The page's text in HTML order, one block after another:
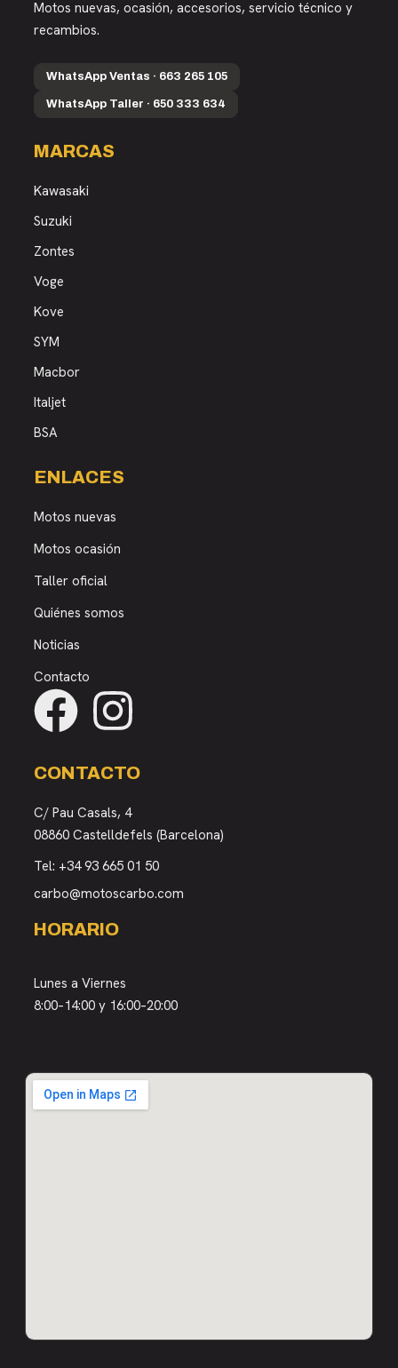
Motos nuevas, ocasión, accesorios, servicio técnico y
recambios.
WhatsApp Ventas · 663 265 105
WhatsApp Taller · 650 333 634
MARCAS
Kawasaki
Suzuki
Zontes
Voge
Kove
SYM
Macbor
Italjet
BSA
ENLACES
Motos nuevas
Motos ocasión
Taller oficial
Quiénes somos
Noticias
Contacto
CONTACTO
C/ Pau Casals, 4
08860 Castelldefels (Barcelona)
Tel: +34 93 665 01 50
carbo@motoscarbo.com
HORARIO
Lunes a Viernes
8:00–14:00 y 16:00–20:00